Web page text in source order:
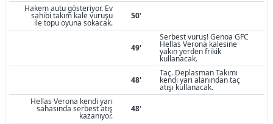
Hakem autu gösteriyor. Ev
sahibi takım kale vuruşu
ile topu oyuna sokacak.
50'
49'
Serbest vuruş! Genoa GFC
Hellas Verona kalesine
yakın yerden frikik
kullanacak.
48'
Taç. Deplasman Takımı
kendi yarı alanından taç
atışı kullanacak.
Hellas Verona kendi yarı
sahasında serbest atış
kazanıyor.
48'